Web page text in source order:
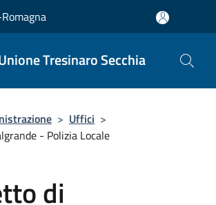
Tresinaro Secchia
> Uffici >
- Polizia Locale
di